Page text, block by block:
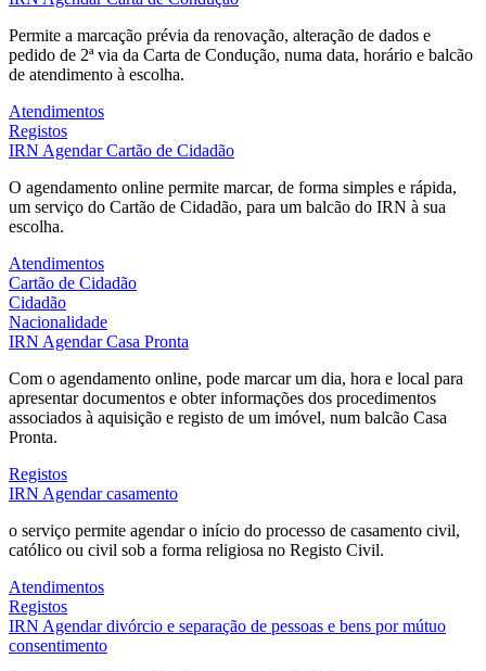
Permite a marcação prévia da renovação, alteração de dados e
pedido de 2ª via da Carta de Condução, numa data, horário e balcão
de atendimento à escolha.
Atendimentos
Registos
IRN Agendar Cartão de Cidadão
O agendamento online permite marcar, de forma simples e rápida,
um serviço do Cartão de Cidadão, para um balcão do IRN à sua
escolha.
Atendimentos
Cartão de Cidadão
Cidadão
Nacionalidade
IRN Agendar Casa Pronta
Com o agendamento online, pode marcar um dia, hora e local para
apresentar documentos e obter informações dos procedimentos
associados à aquisição e registo de um imóvel, num balcão Casa
Pronta.
Registos
IRN Agendar casamento
o serviço permite agendar o início do processo de casamento civil,
católico ou civil sob a forma religiosa no Registo Civil.
Atendimentos
Registos
IRN Agendar divórcio e separação de pessoas e bens por mútuo
consentimento